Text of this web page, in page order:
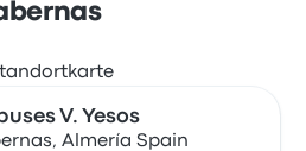
V. Yesos
Almería Spain